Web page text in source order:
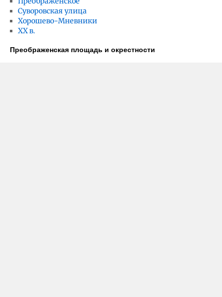
Суворовская улица
Хорошево-Мневники
ХХ в.
Преображенская площадь и окрестности